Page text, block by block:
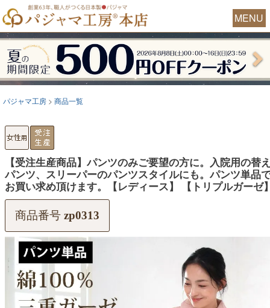
MENU
パジャマ工房 商品一覧
【受注生産商品】パンツのみご要望の方に。入院用の替
パンツ、スリーパーのパンツスタイルにも。パンツ単品
お買い求め頂けます。【レディース】 【トリプルガーゼ
商品番号 zp0313